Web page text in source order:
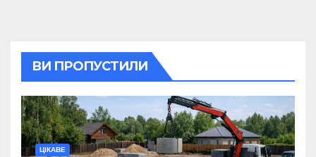
ВИ ПРОПУСТИЛИ
ЦІКАВЕ